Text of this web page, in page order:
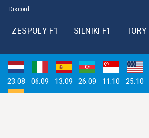
Discord
ZESPOŁY F1 SILNIKI F1 TORY
23.08 06.09 13.09 26.09 11.10 25.10